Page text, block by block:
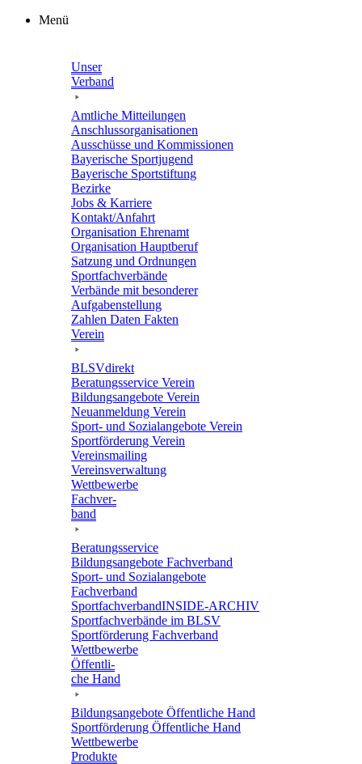
Zum
Menü
Unser
Verband
Amtli­che Mitteilungen
Anschluss­or­ga­ni­sa­tio­nen
Ausschüsse und Kommissionen
Baye­ri­sche Sportjugend
Baye­ri­sche Sportstiftung
Bezirke
Jobs & Karriere
Kontakt/​​Anfahrt
Orga­ni­sa­tion Ehrenamt
Orga­ni­sa­tion Hauptberuf
Satzung und Ordnungen
Sport­fach­ver­bände
Verbände mit beson­de­rer
Aufgabenstellung
Zahlen Daten Fakten
Verein
BLSVdi­rekt
Bera­tungs­ser­vice Verein
Bildungs­an­ge­bote Verein
Neuan­mel­dung Verein
Sport- und Sozi­al­an­ge­bote Verein
Sport­för­de­rung Verein
Vereins­mai­ling
Vereins­ver­wal­tung
Wett­be­werbe
Fach­ver­
band
Bera­tungs­ser­vice
Bildungs­an­ge­bote Fachverband
Sport- und Sozi­al­an­ge­bote
Fachverband
Sport­fach­ver­ban­d­IN­SIDE-ARCHIV
Sport­fach­ver­bände im BLSV
Sport­för­de­rung Fachverband
Wett­be­werbe
Öffent­li­
che Hand
Bildungs­an­ge­bote Öffent­li­che Hand
Sport­för­de­rung Öffent­li­che Hand
Wett­be­werbe
Produkte